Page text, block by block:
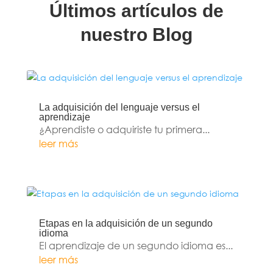
Últimos artículos de
nuestro Blog
La adquisición del lenguaje versus el
aprendizaje
¿Aprendiste o adquiriste tu primera...
leer más
Etapas en la adquisición de un segundo
idioma
El aprendizaje de un segundo idioma es...
leer más